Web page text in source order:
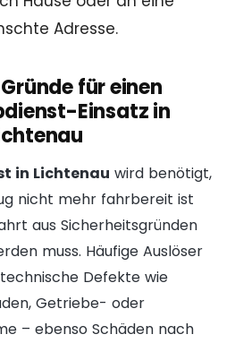
Adresse.
für einen
Einsatz in
in Lichtenau wird benötigt,
nicht mehr fahrbereit ist
aus Sicherheitsgründen
muss. Häufige Auslöser
Defekte wie
, Getriebe- oder
– ebenso Schäden nach